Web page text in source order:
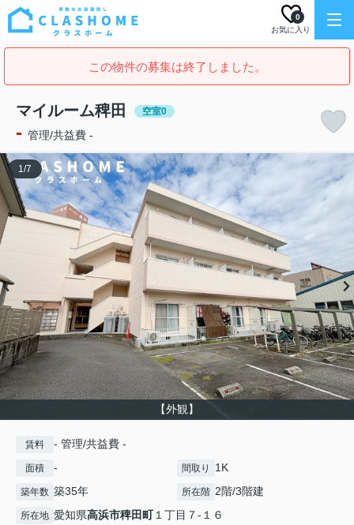
お気に入り
0
この物件の募集は終了しました。
マイルーム稗田 空室0
- 管理/共益費 -
【外観】
1/7
賃料 - 管理/共益費 -
面積 - 間取り 1K
築年数 築35年 所在階 2階/3階建
所在地 愛知県高浜市稗田町１丁目７-１６